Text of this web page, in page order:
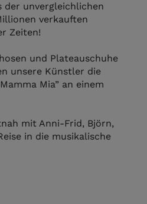
der unvergleichlichen
verkauften
Zeiten!
und Plateauschuhe
unsere Künstler die
Mia” an einem
mit Anni-Frid, Björn,
in die musikalische